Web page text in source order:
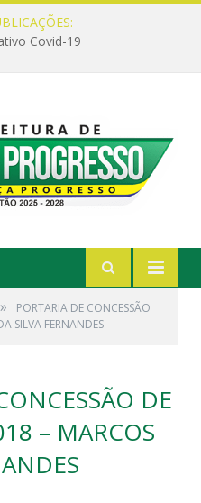
Covid-19
»
PORTARIA DE CONCESSÃO
SILVA FERNANDES
DE
– MARCOS